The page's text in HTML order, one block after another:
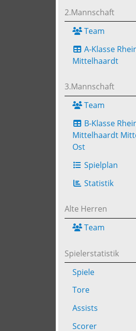
2.Mannschaft
Team
A-Klasse
Mittelhaardt
3.Mannschaft
Team
B-Klasse
Mittelhaardt
Ost
Spielplan
Statistik
Alte Herren
Team
Spielerstatistik
Spiele
Tore
Assists
Scorer